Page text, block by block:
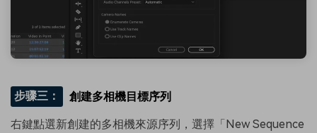
步骤三： 創建多相機目標序列
右鍵點選新創建的多相機來源序列，選擇「New Sequence